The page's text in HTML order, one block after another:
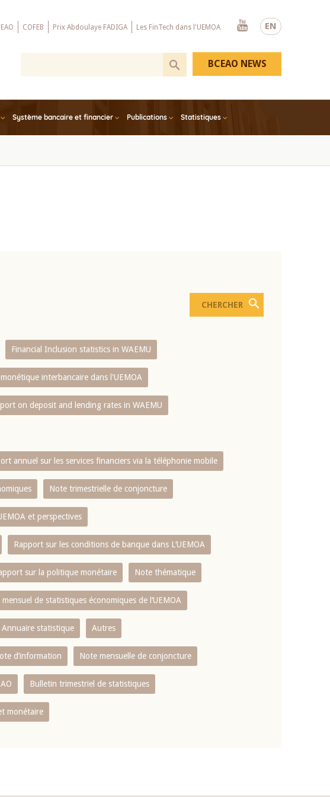
EN
COFEB Prix Abdoulaye FADIGA Les FinTech dans l'UEMOA
Youtube
Système bancaire et financier Publications Statistiques
BCEAO NEWS
Financial Inclusion statistics in WAEMU
interbancaire dans l'UEMOA
on deposit and lending rates in WAEMU
annuel sur les services financiers via la téléphonie mobile
Note trimestrielle de conjoncture
et perspectives
Rapport sur les conditions de banque dans L‘UEMOA
sur la politique monétaire Note thématique
de statistiques économiques de l‘UEMOA
Annuaire statistique Autres
d’information Note mensuelle de conjoncture
Bulletin trimestriel de statistiques
monétaire